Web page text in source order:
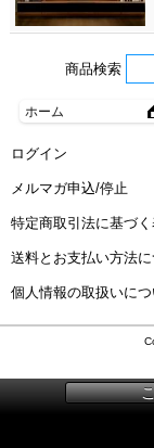
商品検索
ホーム
ログイン
メルマガ申込/停止
特定商取引法に基づ
送料とお支払い方法
個人情報の取扱いにつ